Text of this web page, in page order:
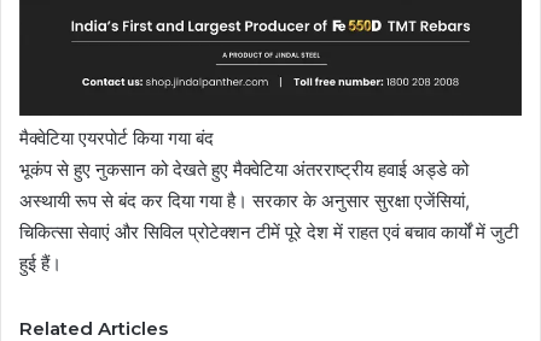
मैक्वेटिया एयरपोर्ट किया गया बंद
भूकंप से हुए नुकसान को देखते हुए मैक्वेटिया अंतरराष्ट्रीय हवाई अड्डे को
अस्थायी रूप से बंद कर दिया गया है। सरकार के अनुसार सुरक्षा एजेंसियां,
चिकित्सा सेवाएं और सिविल प्रोटेक्शन टीमें पूरे देश में राहत एवं बचाव कार्यों में जुटी
हुई हैं।
Related Articles